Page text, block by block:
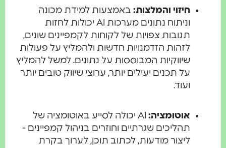
חיזוי והמלצות:באמצעות למידת מכונה
וניתוח נתונים מערכות AI יכולות לחזות
תגובות צפויות של לקוחות לקמפיינים שונים,
לזהות הזדמנויות חדשות ולהמליץ על פעולות
שיווקיות המבוססות על נתונים. למשל להמליץ
על תכנים יעילים יותר, ערוצי שיווק טובים יותר
ועוד.
אוטומציה:
AI יכולה לסייע באוטומציה של
תהליכים שגרתיים וחוזרים בניהול קמפיינים -
ליצור מודעות, לכתוב תוכן, לערוך בקרת